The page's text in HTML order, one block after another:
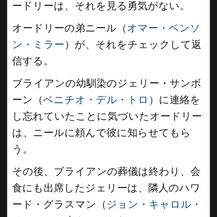
ードリーは、それを見る勇気がない。
オードリーの弟ニール（オマー・ベンソ
ン・ミラー）が、それをチェックして返
信する。
ブライアンの幼馴染のジェリー・サンボ
ーン（ベニチオ・デル・トロ ）に連絡を
し忘れていたことに気づいたオードリー
は、ニールに頼んで彼に知らせてもら
う。
その後、ブライアンの葬儀は終わり、会
食にも出席したジェリーは、隣人のハワ
ード・グラスマン（ ジョン・キャロル・